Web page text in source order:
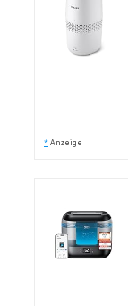
* Anzeige